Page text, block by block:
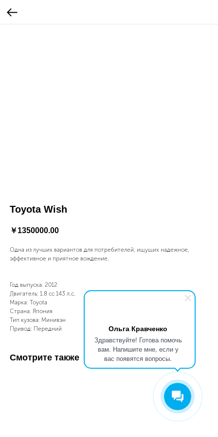
Ольга Кравченко
Здравствуйте! Готова помочь
вам. Напишите мне, если у
вас появятся вопросы.
Toyota Wish
￥1350000.00
Одна из лучших вариантов для потребителей, ищущих надежное,
эффективное и приятное вождение.
Год выпуска: 2012
Двигатель: 1.8 сс 143 л.с.
Марка: Toyota
Страна: Япония
Тип кузова: Минивэн
Привод: Передний
Смотрите также